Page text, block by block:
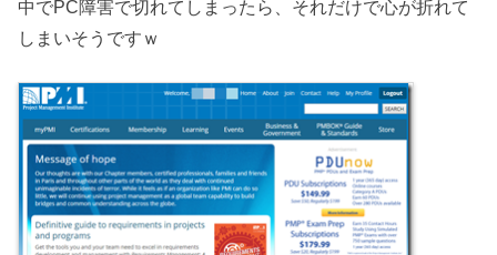
中でPC障害で切れてしまったら、それだけで心が折れて
しまいそうですｗ